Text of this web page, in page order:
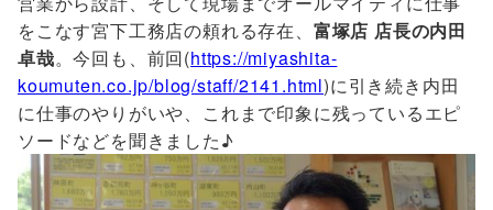
をこなす宮下工務店の頼れる存在、 富塚店 店長の内田
卓哉。今回も、前回(https://miyashita-
koumuten.co.jp/blog/staff/2141.html)に引き続き内田
に仕事のやりがいや、これまで印象に残っているエピ
ソードなどを聞きました♪